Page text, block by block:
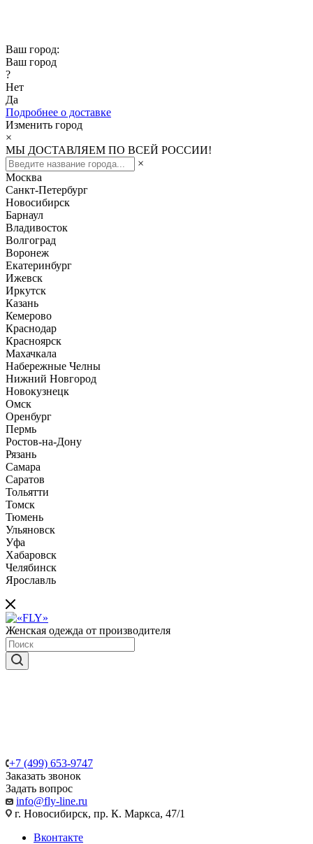
Ваш город:
Ваш город
?
Нет
Да
Подробнее о доставке
Изменить город
×
МЫ ДОСТАВЛЯЕМ ПО ВСЕЙ РОССИИ!
×
Москва
Санкт-Петербург
Новосибирск
Барнаул
Владивосток
Волгоград
Воронеж
Екатеринбург
Ижевск
Иркутск
Казань
Кемерово
Краснодар
Красноярск
Махачкала
Набережные Челны
Нижний Новгород
Новокузнецк
Омск
Оренбург
Пермь
Ростов-на-Дону
Рязань
Самара
Саратов
Тольятти
Томск
Тюмень
Ульяновск
Уфа
Хабаровск
Челябинск
Ярославль
Женская одежда от производителя
+7 (499) 653-9747
Заказать звонок
Задать вопрос
info@fly-line.ru
г. Новосибирск, пр. К. Маркса, 47/1
Вконтакте